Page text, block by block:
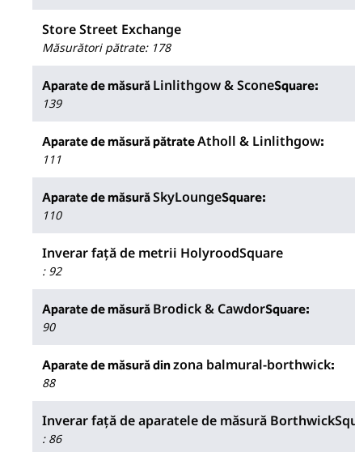
Store Street Exchange
Măsurători pătrate: 178
Aparate de măsură Linlithgow & SconeSquare:
139
Aparate de măsură pătrateAtholl & Linlithgow:
111
Aparate de măsurăSkyLoungeSquare:
110
Inverar față de metrii HolyroodSquare
: 92
Aparate de măsură Brodick & CawdorSquare:
90
Aparate de măsură dinzona balmural-borthwick:
88
Inverar față de aparatele de măsură
: 86